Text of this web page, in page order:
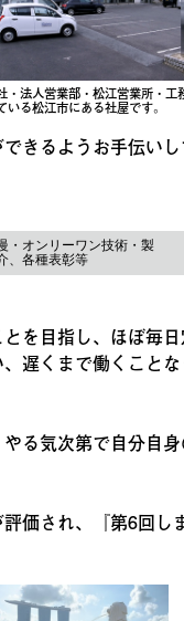
・法人営業部・松江営業所・工
いる松江市にある社屋です。
きるようお手伝い
・オンリーワン技術・製
、各種表彰等
を目指し、ほぼ毎
遅くまで働くこと
る気次第で自分自
価され、『第6回し